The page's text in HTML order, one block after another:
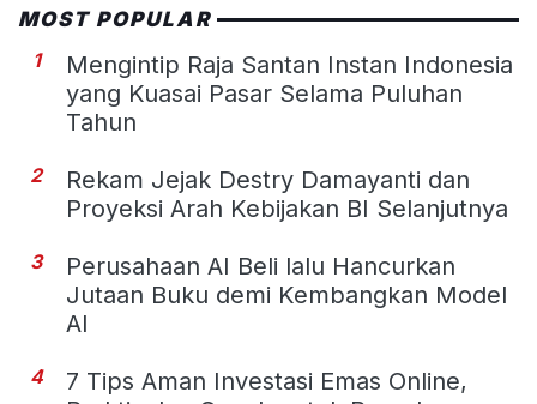
MOST POPULAR
1
Mengintip Raja Santan Instan Indonesia
yang Kuasai Pasar Selama Puluhan
Tahun
2
Rekam Jejak Destry Damayanti dan
Proyeksi Arah Kebijakan BI Selanjutnya
3
Perusahaan AI Beli lalu Hancurkan
Jutaan Buku demi Kembangkan Model
AI
4
7 Tips Aman Investasi Emas Online,